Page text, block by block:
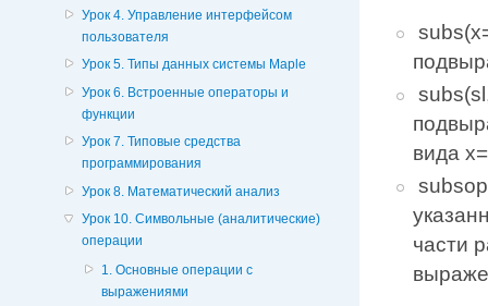
Урок 4. Управление интерфейсом
пользователя
Урок 5. Типы данных системы Maple
Урок 6. Встроенные операторы и
функции
Урок 7. Типовые средства
программирования
Урок 8. Математический анализ
Урок 10. Символьные (аналитические)
операции
1. Основные операции с
выражениями
вида
части